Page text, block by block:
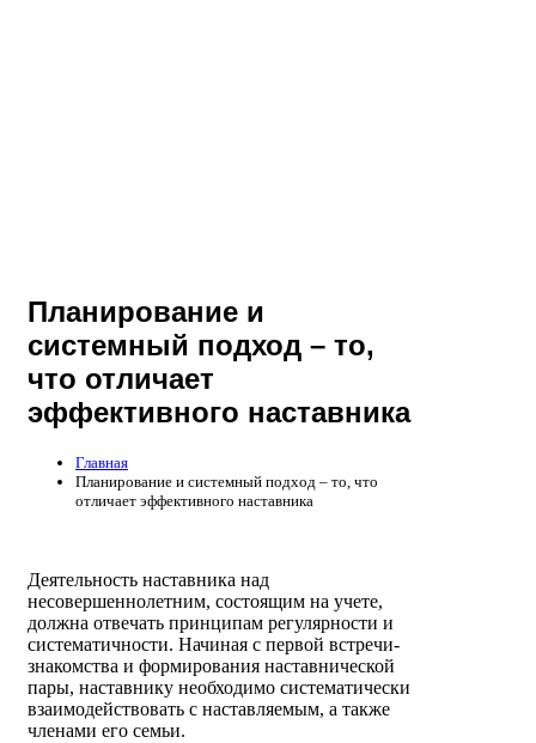
Планирование и
системный подход – то,
что отличает
эффективного наставника
Главная
Планирование и системный подход – то, что
отличает эффективного наставника
Деятельность наставника над
несовершеннолетним, состоящим на учете,
должна отвечать принципам регулярности и
систематичности. Начиная с первой встречи-
знакомства и формирования наставнической
пары, наставнику необходимо систематически
взаимодействовать с наставляемым, а также
членами его семьи.